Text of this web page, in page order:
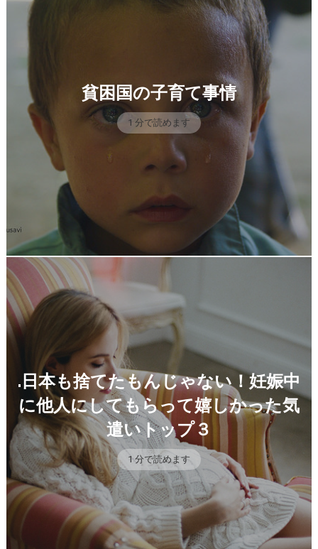
貧困国の子育て事情
1 分で読めます
.日本も捨てたもんじゃない！妊娠中
に他人にしてもらって嬉しかった気
遣いトップ３
1 分で読めます